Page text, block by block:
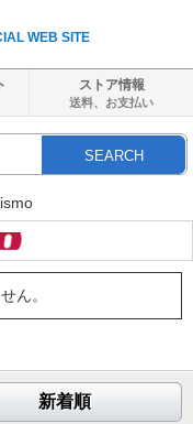
WEB SITE
ストア情報
送料、 お支払い
SEARCH
ん。
新着順